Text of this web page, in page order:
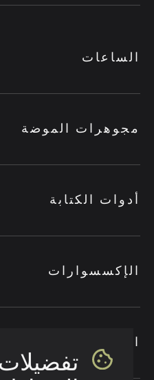
الساعات
مجوهرات الموضة
أدوات الكتابة
الإكسسوارات